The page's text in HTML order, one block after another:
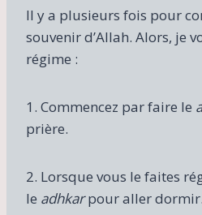
Il y a plusieurs fois pour
souvenir d’Allah. Alors, je
régime :
1. Commencez par faire le
prière.
2. Lorsque vous le faites
le adhkarpour aller dormir.